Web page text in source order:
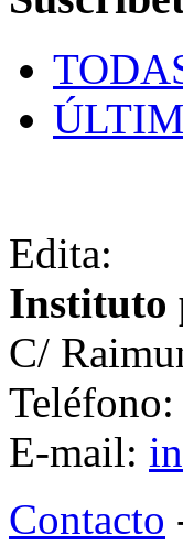
Edita:
Instituto
C/
E-mail:
Contacto